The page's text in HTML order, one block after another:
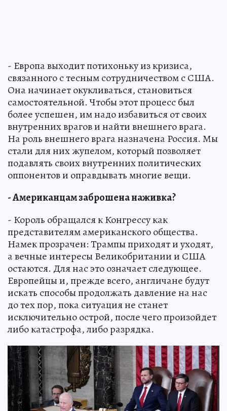
- Европа выходит потихоньку из кризиса,
связанного с тесным сотрудничеством с США.
Она начинает окукливаться, становиться
самостоятельной. Чтобы этот процесс был
более успешен, им надо избавиться от своих
внутренних врагов и найти внешнего врага.
На роль внешнего врага назначена Россия. Мы
стали для них жупелом, который позволяет
подавлять своих внутренних политических
оппонентов и оправдывать многие вещи.
- Американцам заброшена наживка?
- Король обращался к Конгрессу как
представителям американского общества.
Намек прозрачен: Трампы приходят и уходят,
а вечные интересы Великобритании и США
остаются. Для нас это означает следующее.
Европейцы и, прежде всего, англичане будут
искать способы продолжать давление на нас
до тех пор, пока ситуация не станет
исключительно острой, после чего произойдет
либо катастрофа, либо разрядка.